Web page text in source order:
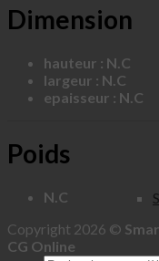
Dimension
hauteur : N.C
largeur : N.C
epaisseur : N.C
Poids
N.C
Copyright 2026 ©
CG Online